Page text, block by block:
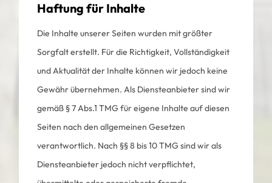
Haftung für Inhalte
Die Inhalte unserer Seiten wurden mit größter
Sorgfalt erstellt. Für die Richtigkeit, Vollständigkeit
und Aktualität der Inhalte können wir jedoch keine
Gewähr übernehmen. Als Diensteanbieter sind wir
gemäß § 7 Abs.1 TMG für eigene Inhalte auf diesen
Seiten nach den allgemeinen Gesetzen
verantwortlich. Nach §§ 8 bis 10 TMG sind wir als
Diensteanbieter jedoch nicht verpflichtet,